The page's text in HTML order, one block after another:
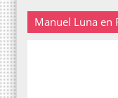
Manuel Luna en